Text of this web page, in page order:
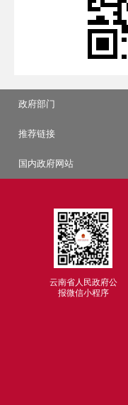
政府部门
推荐链接
国内政府网站
云南省人民政府公
报微信小程序